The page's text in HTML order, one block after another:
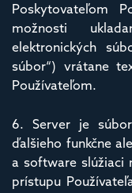
Poskytovateľom
možnosti
elektronických
súbor“) vrátane
Používateľom.
6. Server je
ďalšieho funkčne
a software slúžiaci
prístupu